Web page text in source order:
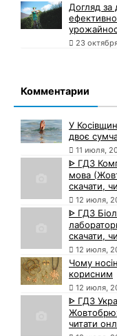
Догляд
23
Комментарии
У
двоє
11 июля,
ᐈ ГДЗ
мова
скачати,
12 июля,
ᐈ ГДЗ
скачати,
12 июля,
Чому
корисним
12 июля,
ᐈ ГДЗ
читати